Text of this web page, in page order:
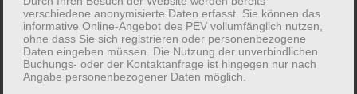
Menge Bewegung bei fantasievollen Spielen.
Außerdem gestalten wir unseren eigenen
Clubsong, der uns verbindet und unserem
Ferienseminar eine ganz besondere Identität gibt.
verschiedene anonymisierte Daten erfasst. Sie können das
informative Online-Angebot des PEV vollumfänglich nutzen,
ohne dass Sie sich registrieren oder personenbezogene
Daten eingeben müssen. Die Nutzung der unverbindlichen
Buchungs- oder der Kontaktanfrage ist hingegen nur nach
Angabe personenbezogener Daten möglich.